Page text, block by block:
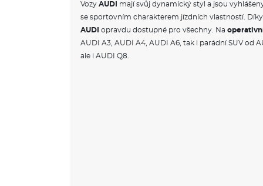
Vozy AUDI
mají svůj dynamický styl a jsou
se sportovním charakterem jízdních vlastností. Díky
AUDI opravdu dostupné pro všechny. Na
AUDI A3, AUDI A4, AUDI A6, tak i parádní SUV od
ale i AUDI Q8.